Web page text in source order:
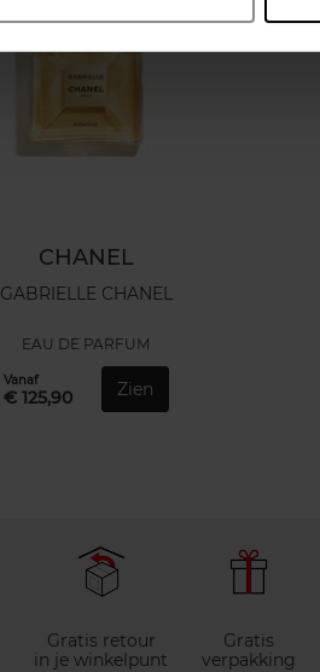
CHANEL
GABRIELLE CHANEL
EAU DE PARFUM
Vanaf
€ 125,90 Zien
Gratis retour
in je winkelpunt
Gratis
verpakking